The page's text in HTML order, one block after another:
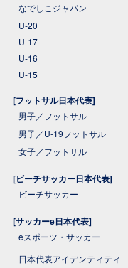
なでしこジャパン
U-20
U-17
U-16
U-15
[フットサル日本代表]
男子／フットサル
男子／U-19フットサル
女子／フットサル
[ビーチサッカー日本代表]
ビーチサッカー
[サッカーe日本代表]
eスポーツ・サッカー
日本代表アイデンティティ